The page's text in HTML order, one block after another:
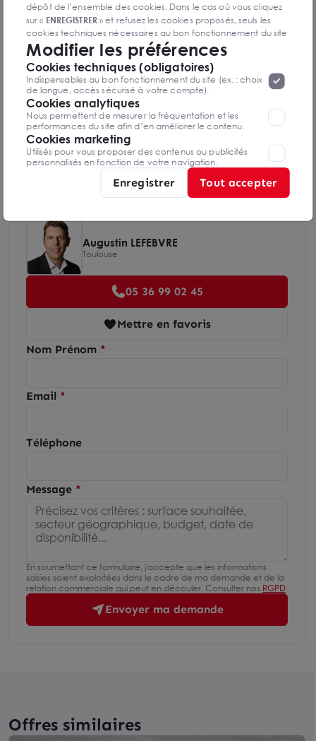
Diagnostics DPE en cours de réalisation
Indice d'émission de gaz à effet de serre
Diagnostics GES en cours de réalisation
Augustin LEFEBVRE
Toulouse
05 36 99 02 45
Mettre en favoris
Nom Prénom
Email
Téléphone
Message
En soumettant ce formulaire, j'accepte que les informations
saisies soient exploitées dans le cadre de ma demande et de la
relation commerciale qui peut en découler. Consulter nos RGPD
Envoyer ma demande
Offres similaires
dépôt de l’ensemble des cookies. Dans le cas où vous cliquez
sur « ENREGISTRER» et refusez les cookies proposés, seuls les
cookies techniques nécessaires au bon fonctionnement du site
seront déposés. Pour plus d’informations, vous pouvez consulter
la page«Protection des données à caractère
personnel ».Lorsque vous naviguez sur notre site internet, il
peut être amenée à déposer des cookies. Vous avez la
possibilité de désactiver les cookies, ces réglages ne seront
valables que sur le navigateur que vous utilisez actuellement
Modifier les préférences
Cookies techniques (obligatoires)
Indispensables au bon fonctionnement du site (ex. : choix
de langue, accès sécurisé à votre compte).
Cookies analytiques
Nous permettent de mesurer la fréquentation et les
performances du site afin d’en améliorer le contenu.
Cookies marketing
Utilisés pour vous proposer des contenus ou publicités
personnalisés en fonction de votre navigation.
Enregistrer Tout accepter